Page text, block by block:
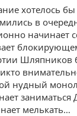
хотелось
в
начинает
нудный
заниматься
мелькать…